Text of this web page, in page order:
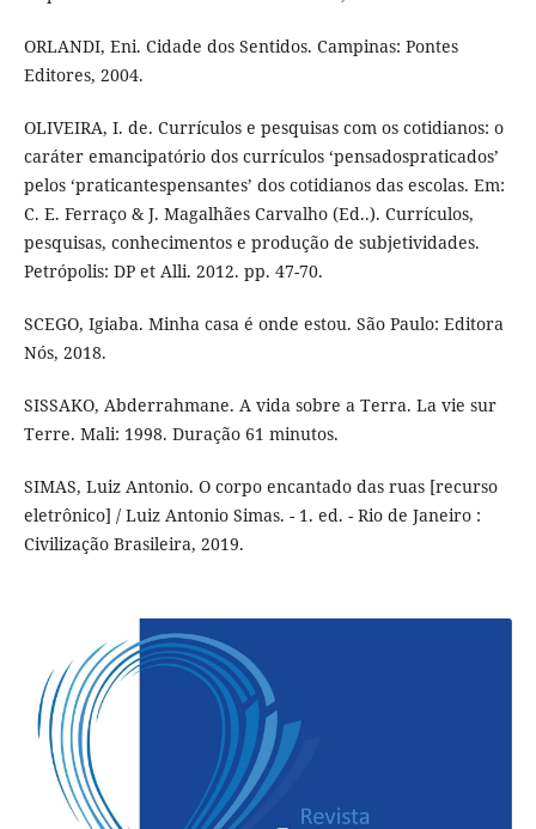
ORLANDI, Eni. Cidade dos Sentidos. Campinas: Pontes
Editores, 2004.
OLIVEIRA, I. de. Currículos e pesquisas com os cotidianos: o
caráter emancipatório dos currículos ‘pensadospraticados’
pelos ‘praticantespensantes’ dos cotidianos das escolas. Em:
C. E. Ferraço & J. Magalhães Carvalho (Ed..). Currículos,
pesquisas, conhecimentos e produção de subjetividades.
Petrópolis: DP et Alli. 2012. pp. 47-70.
SCEGO, Igiaba. Minha casa é onde estou. São Paulo: Editora
Nós, 2018.
SISSAKO, Abderrahmane. A vida sobre a Terra. La vie sur
Terre. Mali: 1998. Duração 61 minutos.
SIMAS, Luiz Antonio. O corpo encantado das ruas [recurso
eletrônico] / Luiz Antonio Simas. - 1. ed. - Rio de Janeiro :
Civilização Brasileira, 2019.